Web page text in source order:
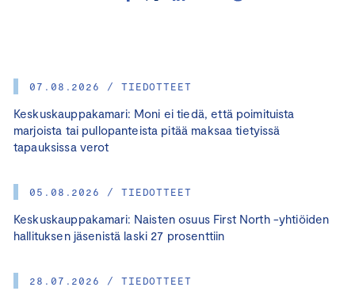
07.08.2026 / TIEDOTTEET
Keskuskauppakamari: Moni ei tiedä, että poimituista
marjoista tai pullopanteista pitää maksaa tietyissä
tapauksissa verot
05.08.2026 / TIEDOTTEET
Keskuskauppakamari: Naisten osuus First North -yhtiöiden
hallituksen jäsenistä laski 27 prosenttiin
28.07.2026 / TIEDOTTEET